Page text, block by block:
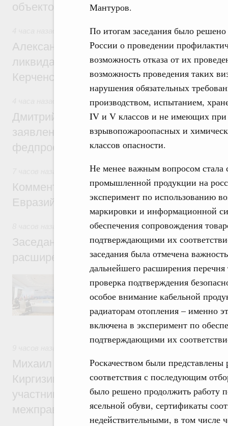
Мантуров.
По итогам заседания было
России о проведении
возможность отказа от их
возможность проведения таких
нарушения обязательных
производством, испытанием,
IV и V классов и не имеющих при
взрывопожароопасных и
классов опасности.
Не менее важным вопросом стала
промышленной продукции на
эксперимент по использованию
маркировки и информационной
обеспечения сопровождения
подтверждающими их
заседания была отмечена
дальнейшего расширения
проверка подтверждения
особое внимание кабельной
радиаторам отопления – именно
включена в эксперимент по
подтверждающими их
Роскачеством были представлены
соответствия с последующим
было решено продолжить работу
ясельной обуви, сертификаты
недействительными, в том числе
объектов
Чрезвычайные ситуации и ликвидация их
Александр Козлов провёл заседание
ликвидации последствий чрезвычайной
Керченском проливе
Среднее профессиональное образование
Дмитрий Чернышенко: Установлен
заявлений от абитуриентов колледжей и
федпроекта «Профессионалитет»
Евразийский экономический союз.
Комментарий Алексея Оверчука по
Евразийского межправительственного
Евразийский экономический союз.
Заседание Евразийского
расширенном составе
числе совершенствование кооперации в
регулирования и администрирования,
железнодорожных перевозок,
рынка.
Михаил Мишустин принял участие во
Киргизии Садыра Жапарова с главами
участников заседания Евразийского
межправительственного совета